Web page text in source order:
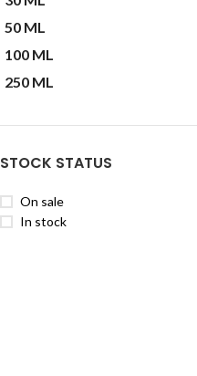
50 ML
100 ML
250 ML
STOCK STATUS
On sale
In stock